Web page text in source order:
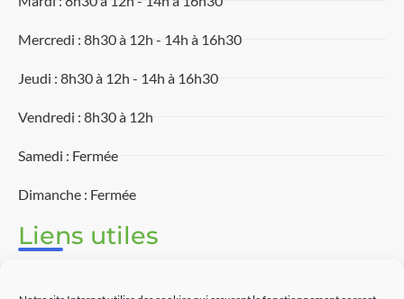
Mercredi : 8h30 à 12h - 14h à 16h30
Jeudi : 8h30 à 12h - 14h à 16h30
Vendredi : 8h30 à 12h
Samedi : Fermée
Dimanche : Fermée
Liens utiles